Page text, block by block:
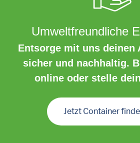
Umweltfreundliche
Entsorge mit uns deinen
sicher und nachhaltig.
online oder stelle
Jetzt Container